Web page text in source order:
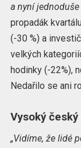
a nyní jednoduše
propadák
(-30 %) a
velkých
hodinky (-22%),
Nedařilo se ani
Vysoký
„Vidíme, že lidé